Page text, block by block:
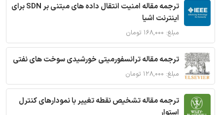
ترجمه مقاله امنیت انتقال داده های مبتنی بر SDN برای
اینترنت اشیا
مبلغ: ۱۶۸,۰۰۰ تومان
ترجمه مقاله ترانسفورمیتی خورشیدی سوخت های نفتی
مبلغ: ۱۲۸,۰۰۰ تومان
ترجمه مقاله تشخیص نقطه تغییر با نمودارهای کنترل
استوار